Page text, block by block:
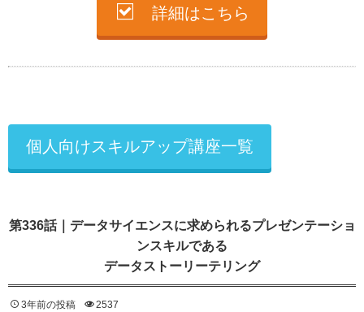
詳細はこちら
個人向けスキルアップ講座一覧
第336話｜データサイエンスに求められるプレゼンテーショ
ンスキルである
データストーリーテリング
3年前の投稿 2537